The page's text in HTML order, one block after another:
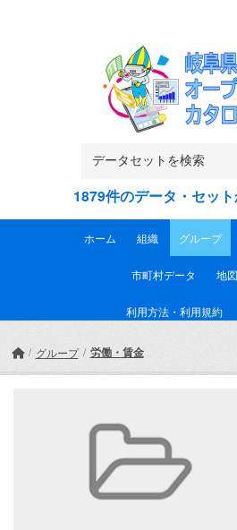
1879件のデータ・セッ
ホーム 組織 グループ
市町村データ 地
利用方法・利用規約
グループ 労働・賃金